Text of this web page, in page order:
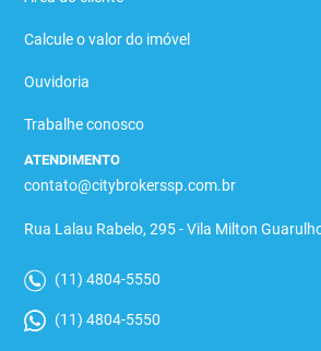
Calcule o valor do imóvel
Ouvidoria
Trabalhe conosco
ATENDIMENTO
contato@citybrokerssp.com.br
Rua Lalau Rabelo, 295 - Vila Milton
(11) 4804-5550
(11) 4804-5550